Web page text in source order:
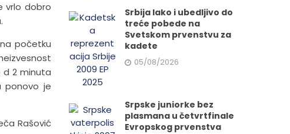
vrlo dobro
početku
d 2 minuta
ponovo je
Rašović
Srbija lako i ubedljivo do
treće pobede na
Svetskom prvenstvu za
kadete
05/08/2026
Srpske juniorke bez
plasmana u četvrtfinale
Evropskog prvenstva